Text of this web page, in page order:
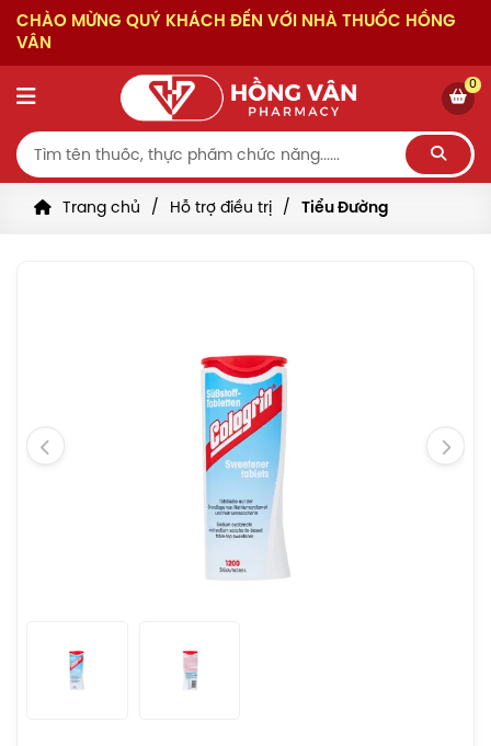
CHÀO MỪNG QUÝ KHÁCH ĐẾN VỚI NHÀ THUỐC HỒNG
VÂN
0
Trang chủ Hỗ trợ điều trị Tiểu Đường